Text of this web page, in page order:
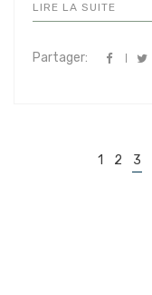
LIRE LA SUITE
Partager:
1 2 3